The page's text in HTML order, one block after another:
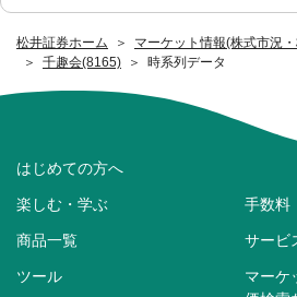
松井証券ホーム
マーケット情報(株式市況
千趣会(8165)
時系列データ
はじめての方へ
楽しむ・学ぶ 手数料
商品一覧 サービ
ツール
マーケ